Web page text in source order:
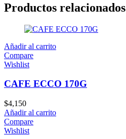
Productos relacionados
Añadir al carrito
Compare
Wishlist
CAFE ECCO 170G
$4,150
Añadir al carrito
Compare
Wishlist